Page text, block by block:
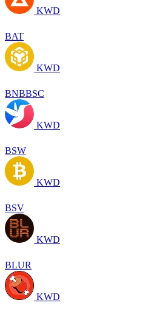
KWD
BAT
KWD
BNBBSC
KWD
BSW
KWD
BSV
KWD
BLUR
KWD